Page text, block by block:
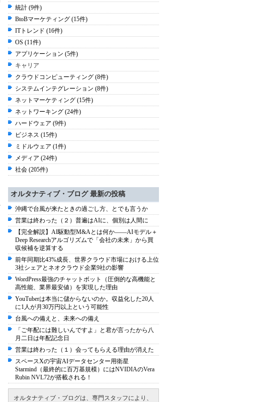
統計 (9件)
BtoBマーケティング (15件)
ITトレンド (16件)
OS (11件)
アプリケーション (5件)
キャリア
クラウドコンピューティング (8件)
システムインテグレーション (8件)
ネットマーケティング (15件)
ネットワーキング (24件)
ハードウェア (9件)
ビジネス (15件)
ミドルウェア (1件)
メディア (24件)
社会 (205件)
オルタナティブ・ブログ 最新の投稿
沖縄で台風が来たときの過ごし方、とでも言うか
営業は終わった（２）普遍はAIに、個別は人間に
【完全解説】AI駆動型M&Aとは何か――AIモデル＋
Deep Researchアルゴリズムで「会社の未来」から買
収候補を逆算する
前年同期比43%成長、世界クラウド市場における上位
3社シェアとネオクラウド企業9社の影響
WordPress最強のチャットボット（圧倒的な高機能と
高性能、業界最安値）を実現した理由
YouTuberは本当に儲からないのか。収益化した20人
に1人が月30万円以上という可能性
台風への備えと、未来への備え
「ご年配には難しいんですよ」と君が言ったから八
月二日は年配記念日
営業は終わった（１）会ってもらえる理由が消えた
スペースXの宇宙AIデータセンター用衛星
Starmind（最終的に百万基規模）にはNVIDIAのVera
Rubin NVL72が搭載される！
オルタナティブ・ブログは、専門スタッフにより、